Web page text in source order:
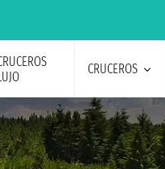
CRUCEROS